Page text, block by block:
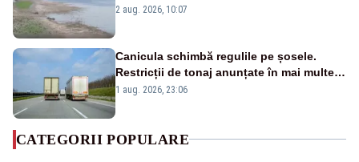
va detona o stâncă și va devia apa
2 aug. 2026, 10:07
Canicula schimbă regulile pe șosele.
Restricții de tonaj anunțate în mai multe
județe
1 aug. 2026, 23:06
CATEGORII POPULARE